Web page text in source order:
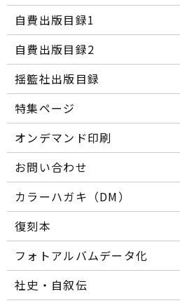
自費出版目録1
自費出版目録2
揺籃社出版目録
特集ページ
オンデマンド印刷
お問い合わせ
カラーハガキ（DM）
復刻本
フォトアルバムデータ化
社史・自叙伝